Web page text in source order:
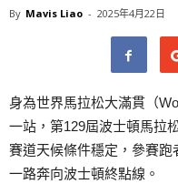
By Mavis Liao - 2025年4月22日
身為世界馬拉松大滿貫（
一站，第129屆波士頓馬拉
賽道天候條件穩定，參賽跑
一路奔向波士頓終點線。